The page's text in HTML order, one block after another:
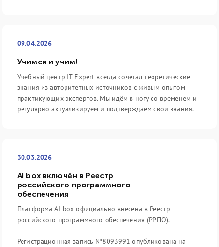
09.04.2026
Учимся и учим!
Учебный центр IT Expert всегда сочетал теоретические
знания из авторитетных источников с живым опытом
практикующих экспертов. Мы идём в ногу со временем и
регулярно актуализируем и подтверждаем свои знания.
30.03.2026
AI box включён в Реестр
российского программного
обеспечения
Платформа AI box официально внесена в Реестр
российского программного обеспечения (РРПО).
Регистрационная запись №8093991 опубликована на